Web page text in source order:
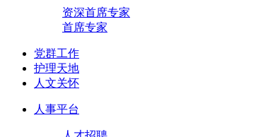
资深首席专家
首席专家
党群工作
护理天地
人文关怀
人事平台